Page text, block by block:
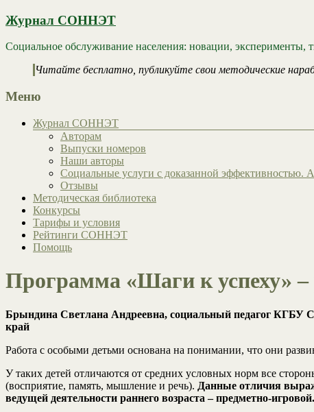
Журнал СОННЭТ
Социальное обслуживание населения: новации,
Читайте бесплатно, публикуйте свои методические
Меню
Журнал СОННЭТ
Авторам
Выпуски номеров
Наши авторы
Социальные услуги с доказанной эффективностью.
Отзывы
Методическая библиотека
Конкурсы
Тарифы и условия
Рейтинги СОННЭТ
Помощь
Программа «Шаги к успеху» –
Брындина Светлана Андреевна, социальный педагог КГБУ
край
Работа с особыми детьми основана на понимании, что они
У таких детей отличаются от средних условных норм все
(восприятие, память, мышление и речь). Данные отличия
ведущей деятельности раннего возраста – предметно-игровой.